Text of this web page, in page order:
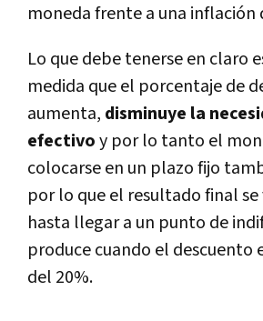
moneda frente a una inflación
Lo que debe tenerse en claro
medida que el porcentaje de
aumenta, disminuye la
efectivoy por lo tanto el
colocarse en un plazo fijo
por lo que el resultado final se
hasta llegar a un punto de
produce cuando el descuento
del 20%.